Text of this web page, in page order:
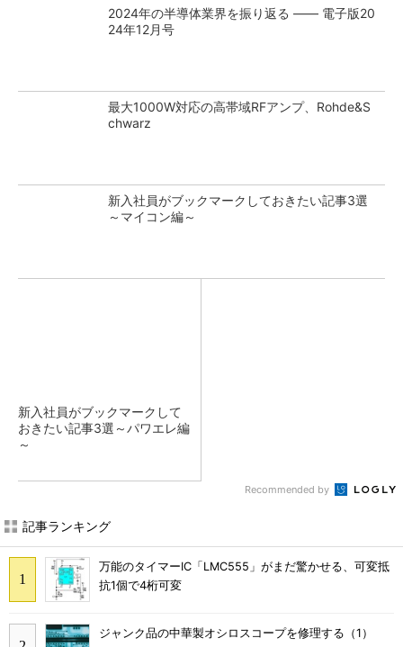
2024年の半導体業界を振り返る ―― 電子版20
24年12月号
最大1000W対応の高帯域RFアンプ、Rohde&S
chwarz
新入社員がブックマークしておきたい記事3選
～マイコン編～
新入社員がブックマークして
おきたい記事3選～パワエレ編
～
Recommended by
記事ランキング
万能のタイマーIC「LMC555」がまだ驚かせる、可変抵
抗1個で4桁可変
ジャンク品の中華製オシロスコープを修理する（1）